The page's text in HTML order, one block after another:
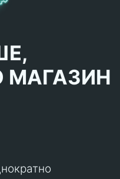
МАГАЗИН